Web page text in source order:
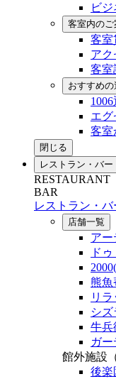
ビ
客室内のご
客室
アク
客室
おすすめ
エグ
客室
閉じる
レストラン・バー
RESTAURANT
BAR
レストラン・
店舗一覧
アー
ド
熊魚
リ
シズ
牛兵
ガ
館外施設
後楽